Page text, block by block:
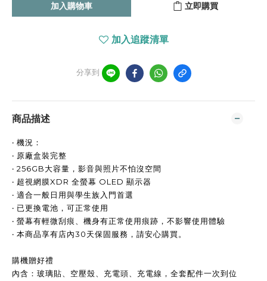
加入購物車 立即購買
加入追蹤清單
分享到
商品描述
‧ 機況：
‧ 原廠盒裝完整
‧ 256GB大容量，影音與照片不怕沒空間
‧ 超視網膜XDR 全螢幕 OLED 顯示器
‧ 適合一般日用與學生族入門首選
‧ 已更換電池，可正常使用
‧ 螢幕有輕微刮痕、機身有正常使用痕跡，不影響使用體驗
‧ 本商品享有店內30天保固服務，請安心購買。
購機贈好禮
內含：玻璃貼、空壓殼、充電頭、充電線，全套配件一次到位